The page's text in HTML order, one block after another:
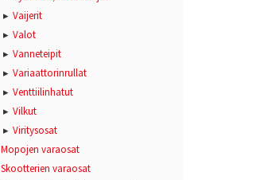
Vaijerit
Valot
Vanneteipit
Variaattorinrullat
Venttiilinhatut
Vilkut
Viritysosat
Mopojen varaosat
Skootterien varaosat